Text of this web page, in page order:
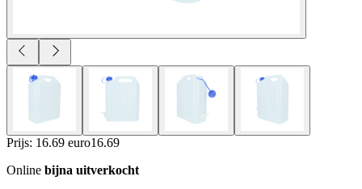
Prijs: 16.69 euro16.69
Online bijna uitverkocht